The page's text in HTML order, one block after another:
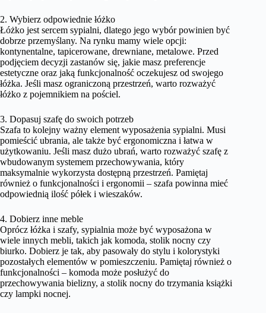
2. Wybierz odpowiednie łóżko
Łóżko jest sercem sypialni, dlatego jego wybór powinien być
dobrze przemyślany. Na rynku mamy wiele opcji:
kontynentalne, tapicerowane, drewniane, metalowe. Przed
podjęciem decyzji zastanów się, jakie masz preferencje
estetyczne oraz jaką funkcjonalność oczekujesz od swojego
łóżka. Jeśli masz ograniczoną przestrzeń, warto rozważyć
łóżko z pojemnikiem na pościel.
3. Dopasuj szafę do swoich potrzeb
Szafa to kolejny ważny element wyposażenia sypialni. Musi
pomieścić ubrania, ale także być ergonomiczna i łatwa w
użytkowaniu. Jeśli masz dużo ubrań, warto rozważyć szafę z
wbudowanym systemem przechowywania, który
maksymalnie wykorzysta dostępną przestrzeń. Pamiętaj
również o funkcjonalności i ergonomii – szafa powinna mieć
odpowiednią ilość półek i wieszaków.
4. Dobierz inne meble
Oprócz łóżka i szafy, sypialnia może być wyposażona w
wiele innych mebli, takich jak komoda, stolik nocny czy
biurko. Dobierz je tak, aby pasowały do stylu i kolorystyki
pozostałych elementów w pomieszczeniu. Pamiętaj również o
funkcjonalności – komoda może posłużyć do
przechowywania bielizny, a stolik nocny do trzymania książki
czy lampki nocnej.